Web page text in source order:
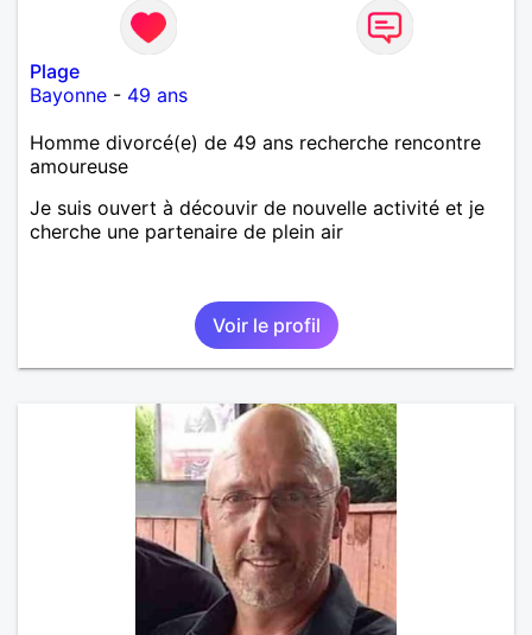
Plage
Bayonne - 49 ans
Homme divorcé(e) de 49 ans recherche rencontre
amoureuse
Je suis ouvert à découvir de nouvelle activité et je
cherche une partenaire de plein air
Voir le profil